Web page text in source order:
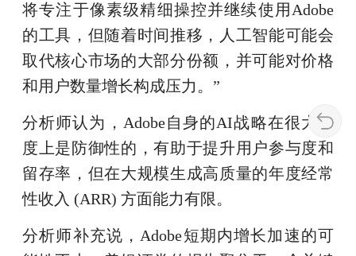
将专注于像素级精细操控并继续使用Adobe
的工具，但随着时间推移，人工智能可能会
取代核心市场的大部分份额，并可能对价格
和用户数量增长构成压力。”
分析师认为，Adobe自身的AI战略在很大程
度上是防御性的，有助于提升用户参与度和
留存率，但在大规模生成高质量的年度经常
性收入 (ARR) 方面能力有限。
分析师补充说，Adobe短期内增长加速的可